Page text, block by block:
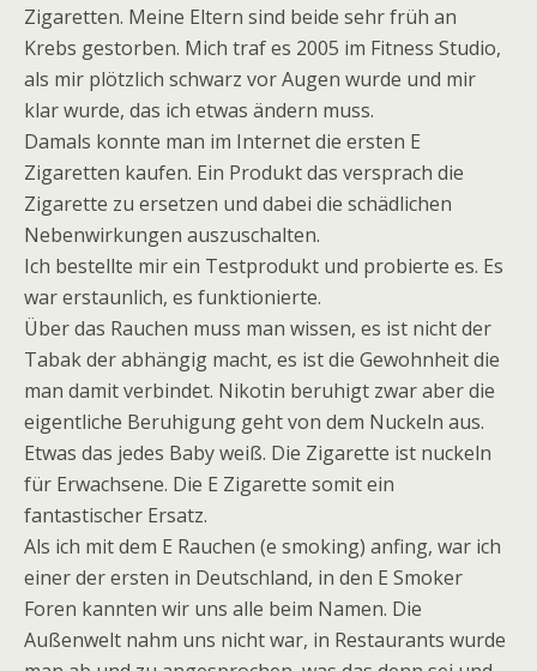
Zigaretten. Meine Eltern sind beide sehr früh an
Krebs gestorben. Mich traf es 2005 im Fitness Studio,
als mir plötzlich schwarz vor Augen wurde und mir
klar wurde, das ich etwas ändern muss.
Damals konnte man im Internet die ersten E
Zigaretten kaufen. Ein Produkt das versprach die
Zigarette zu ersetzen und dabei die schädlichen
Nebenwirkungen auszuschalten.
Ich bestellte mir ein Testprodukt und probierte es. Es
war erstaunlich, es funktionierte.
Über das Rauchen muss man wissen, es ist nicht der
Tabak der abhängig macht, es ist die Gewohnheit die
man damit verbindet. Nikotin beruhigt zwar aber die
eigentliche Beruhigung geht von dem Nuckeln aus.
Etwas das jedes Baby weiß. Die Zigarette ist nuckeln
für Erwachsene. Die E Zigarette somit ein
fantastischer Ersatz.
Als ich mit dem E Rauchen (e smoking) anfing, war ich
einer der ersten in Deutschland, in den E Smoker
Foren kannten wir uns alle beim Namen. Die
Außenwelt nahm uns nicht war, in Restaurants wurde